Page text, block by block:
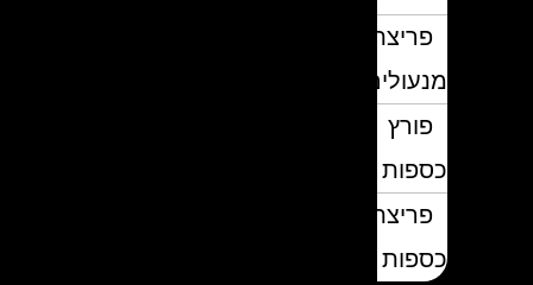
פריצת
מנעולים
פורץ
כספות
פריצת
כספות